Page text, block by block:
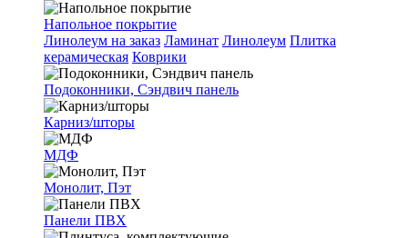
Напольное покрытие
Линолеум на заказ Ламинат Линолеум Плитка
керамическая Коврики
Подоконники, Сэндвич панель
Карниз/шторы
МДФ
Монолит, Пэт
Панели ПВХ